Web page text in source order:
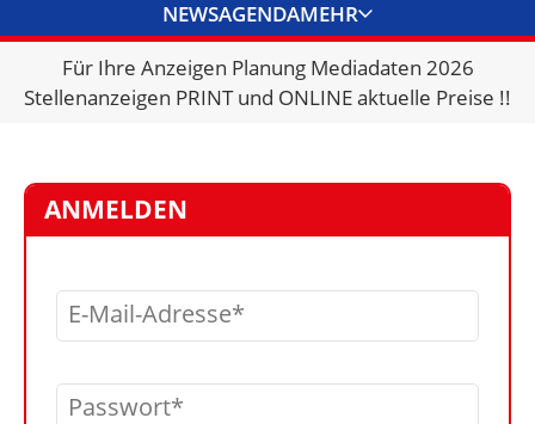
NEWSAGENDAMEHR
BRANCHENLINKS
VERMIETER
VIDEOS
BIBLIOTHEK
KRAN & BÜHNE
Für Ihre Anzeigen Planung Mediadaten 2026
Stellenanzeigen PRINT und ONLINE aktuelle Preise !!
ANMELDEN
E-Mail-Adresse
Passwort